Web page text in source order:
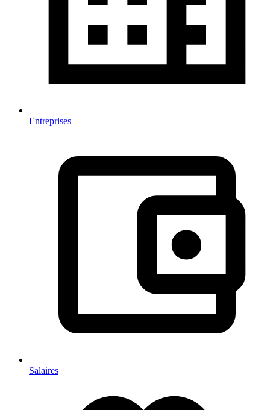
Entreprises
Salaires